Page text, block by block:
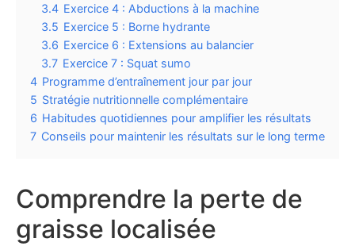
3.4 Exercice 4 : Abductions à la machine
3.5 Exercice 5 : Borne hydrante
3.6 Exercice 6 : Extensions au balancier
3.7 Exercice 7 : Squat sumo
4 Programme d’entraînement jour par jour
5 Stratégie nutritionnelle complémentaire
6 Habitudes quotidiennes pour amplifier les résultats
7 Conseils pour maintenir les résultats sur le long terme
Comprendre la perte de
graisse localisée